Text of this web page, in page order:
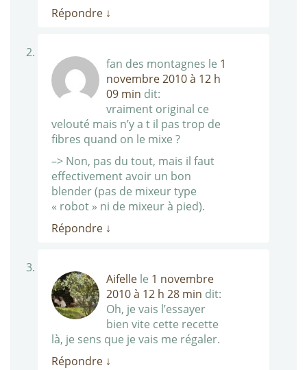
Répondre ↓
fan des montagnes le 1
novembre 2010 à 12 h
09 min dit:
vraiment original ce
velouté mais n’y a t il pas trop de
fibres quand on le mixe ?
–> Non, pas du tout, mais il faut
effectivement avoir un bon
blender (pas de mixeur type
« robot » ni de mixeur à pied).
Répondre ↓
Aifelle le 1 novembre
2010 à 12 h 28 min dit:
Oh, je vais l’essayer
bien vite cette recette
là, je sens que je vais me régaler.
Répondre ↓